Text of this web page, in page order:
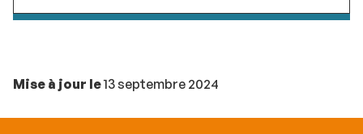
Mise à jour le13 septembre 2024